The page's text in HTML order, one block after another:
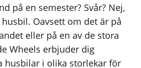
på en semester? Svår? Nej,
Oavsett om det är på
eller på en av de stora
Wheels erbjuder dig
husbilar i olika storlekar för